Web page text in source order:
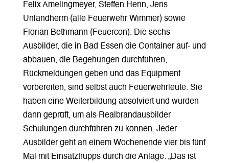
Felix Amelingmeyer, Steffen Henn, Jens
Unlandherm (alle Feuerwehr Wimmer) sowie
Florian Bethmann (Feuercon). Die sechs
Ausbilder, die in Bad Essen die Container auf- und
abbauen, die Begehungen durchführen,
Rückmeldungen geben und das Equipment
vorbereiten, sind selbst auch Feuerwehrleute. Sie
haben eine Weiterbildung absolviert und wurden
dann geprüft, um als Realbrandausbilder
Schulungen durchführen zu können. Jeder
Ausbilder geht an einem Wochenende vier bis fünf
Mal mit Einsatztrupps durch die Anlage. „Das ist